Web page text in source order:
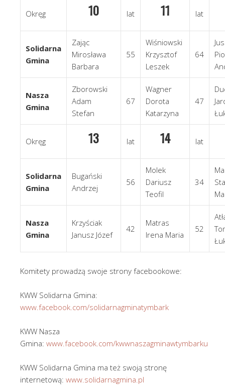
Okręg 10 lat 11 lat
Solidarna
Gmina
Zając
Mirosława
Barbara
55
Wiśniowski
Krzysztof
Leszek
64
Nasza
Gmina
Zborowski
Adam
Stefan
67
Wagner
Dorota
Katarzyna
47
Okręg 13 lat 14 lat
Solidarna
Gmina
Bugański
Andrzej
56
Molek
Dariusz
Teofil
34
Nasza
Gmina
Krzyściak
Janusz Józef
42
Matras
Irena Maria
52
Komitety prowadzą swoje strony facebookowe:
KWW Solidarna Gmina:
www.facebook.com/solidarnagminatymbark
KWW Nasza
Gmina: www.facebook.com/kwwnaszagminawtymbarku
KWW Solidarna Gmina ma też swoją stronę
internetową: www.solidarnagmina.pl